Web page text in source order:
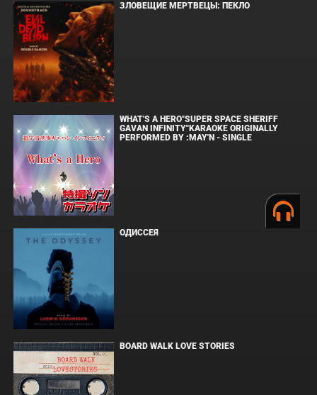
ЗЛОВЕЩИЕ МЕРТВЕЦЫ: ПЕКЛО
WHAT'S A HERO"SUPER SPACE SHERIFF
GAVAN INFINITY"KARAOKE ORIGINALLY
PERFORMED BY :MAY'N - SINGLE
ОДИССЕЯ
BOARD WALK LOVE STORIES